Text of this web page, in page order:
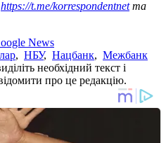
https://t.me/korrespondentnetта
News
, НБУ, Нацбанк, Межбанк
необхідний текст і
про це редакцію.